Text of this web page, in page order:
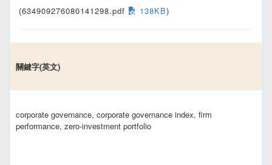
(634909276080141298.pdf
138KB)
關鍵字(英文)
corporate governance, corporate governance index, firm
performance, zero-investment portfolio